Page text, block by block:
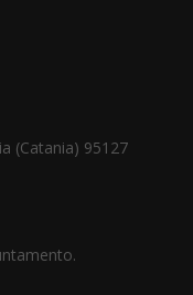
(Catania) 95127